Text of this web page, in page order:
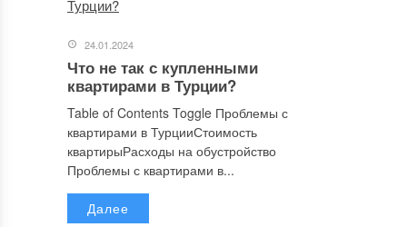
24.01.2024
Что не так с купленными
квартирами в Турции?
Table of Contents Toggle Проблемы с
квартирами в ТурцииСтоимость
квартирыРасходы на обустройство
Проблемы с квартирами в...
Далее